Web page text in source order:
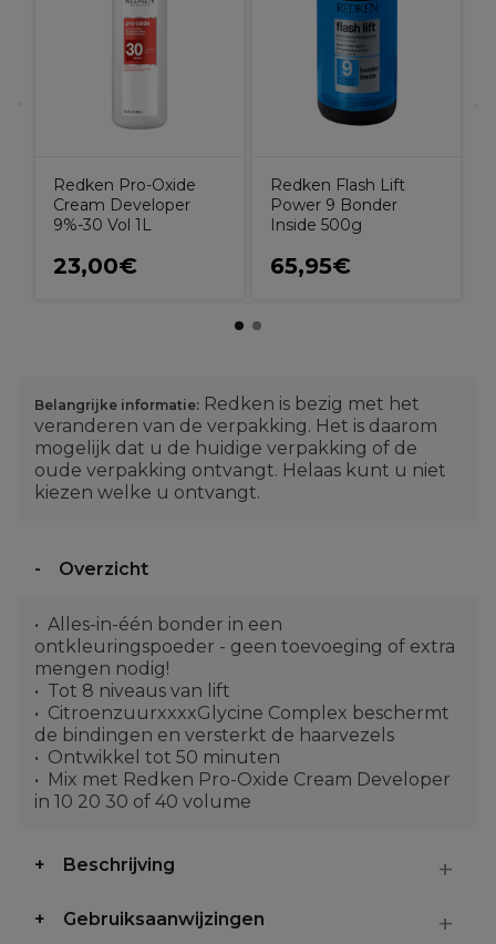
Redken Pro-Oxide
Cream Developer
9%-30 Vol 1L
23,00€
Redken Flash Lift
Power 9 Bonder
Inside 500g
65,95€
Belangrijke informatie: Redken is bezig met het
veranderen van de verpakking. Het is daarom
mogelijk dat u de huidige verpakking of de
oude verpakking ontvangt. Helaas kunt u niet
kiezen welke u ontvangt.
Overzicht
Alles-in-één bonder in een
ontkleuringspoeder - geen toevoeging of extra
mengen nodig!
Tot 8 niveaus van lift
CitroenzuurxxxxGlycine Complex beschermt
de bindingen en versterkt de haarvezels
Ontwikkel tot 50 minuten
Mix met Redken Pro-Oxide Cream Developer
in 10 20 30 of 40 volume
Beschrijving
Gebruiksaanwijzingen